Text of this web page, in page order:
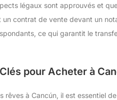
légaux sont approuvés et
un contrat de vente devant un
ce qui garantit le
pour Acheter à
rêves à Cancún, il est essentiel